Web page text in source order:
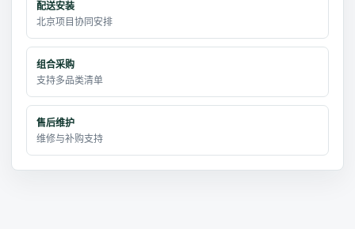
配送安装
北京项目协同安排
组合采购
支持多品类清单
售后维护
维修与补购支持